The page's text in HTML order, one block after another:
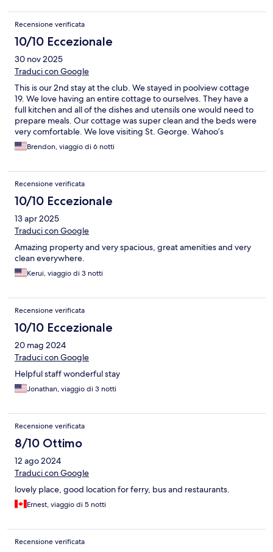
Recensione verificata
10/10 Eccezionale
30 nov 2025
Traduci con Google
This is our 2nd stay at the club. We stayed in poolview cottage
19. We love having an entire cottage to ourselves. They have a
full kitchen and all of the dishes and utensils one would need to
prepare meals. Our cottage was super clean and the beds were
very comfortable. We love visiting St. George. Wahoo’s
Restaurant is a family favorite!
Brendon, viaggio di 6 notti
Recensione verificata
10/10 Eccezionale
13 apr 2025
Traduci con Google
Amazing property and very spacious, great amenities and very
clean everywhere.
Kerui, viaggio di 3 notti
Recensione verificata
10/10 Eccezionale
20 mag 2024
Traduci con Google
Helpful staff wonderful stay
Jonathan, viaggio di 3 notti
Recensione verificata
8/10 Ottimo
12 ago 2024
Traduci con Google
lovely place, good location for ferry, bus and restaurants.
Ernest, viaggio di 5 notti
Recensione verificata